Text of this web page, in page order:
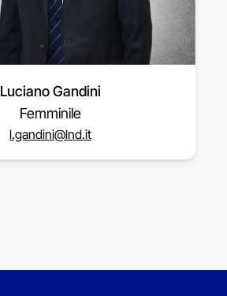
Luciano Gandini
Femminile
l.gandini@lnd.it